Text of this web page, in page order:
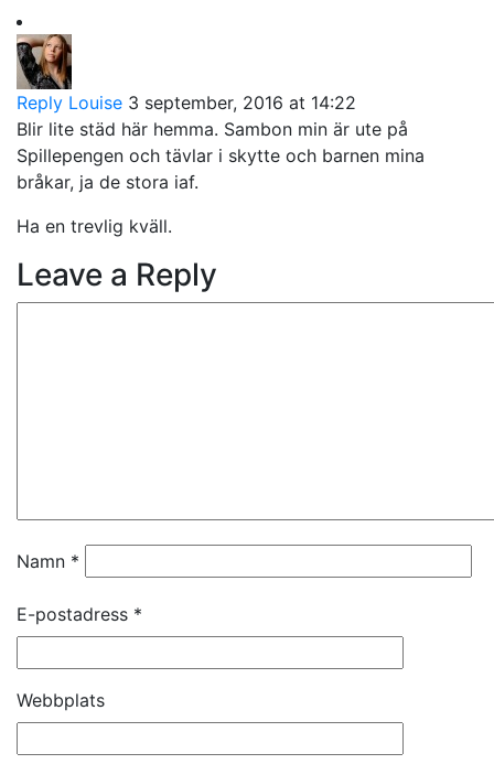
Reply Louise 3 september, 2016 at 14:22
Blir lite städ här hemma. Sambon min är ute på
Spillepengen och tävlar i skytte och barnen mina
bråkar, ja de stora iaf.
Ha en trevlig kväll.
Leave a Reply
Namn *
E-postadress *
Webbplats